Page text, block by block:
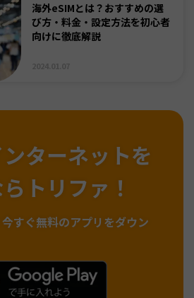
海外eSIMとは？おすすめの選
び方・料金・設定方法を初心者
向けに徹底解説
ターネットを
トリファ！
今すぐ無料のアプリをダウン